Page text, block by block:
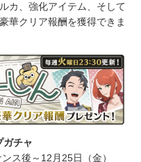
カ、強化アイテム、そして
華クリア報酬を獲得できま
ガチャ
ス後～12月25日（金）